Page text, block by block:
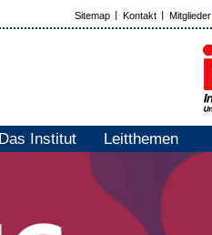
Sitemap Kontakt Mitglieder
Das Institut Leitthemen